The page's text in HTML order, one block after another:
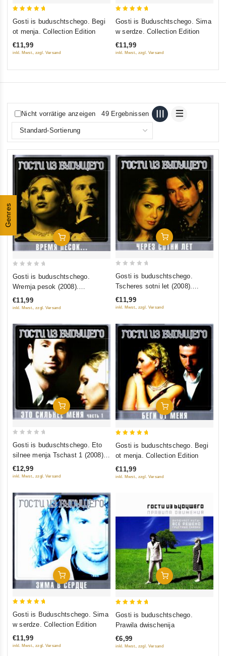
Genres
Gosti is buduschtschego. Begi
ot menja. Collection Edition
€11,99
inkl. Mwst., zzgl. Versand
Gosti is Buduschtschego. Sima
w serdze. Collection Edition
€11,99
inkl. Mwst., zzgl. Versand
Nicht vorrätige anzeigen 49 Ergebnissen
In Den Warenkorb
5
Gosti is buduschtschego.
Wremja pesok (2008).
Collection Edition
€11,99
inkl. Mwst., zzgl. Versand
In Den Warenkorb
5
Gosti is buduschtschego.
Tscheres sotni let (2008).
Collection Edition
€11,99
inkl. Mwst., zzgl. Versand
In Den Warenkorb
5
Gosti is buduschtschego. Eto
silnee menja Tschast 1 (2008).
Collection Edition
€12,99
inkl. Mwst., zzgl. Versand
In Den Warenkorb
Gosti is buduschtschego. Begi
ot menja. Collection Edition
€11,99
inkl. Mwst., zzgl. Versand
In Den Warenkorb
Gosti is Buduschtschego. Sima
w serdze. Collection Edition
€11,99
inkl. Mwst., zzgl. Versand
In Den Warenkorb
Gosti is buduschtschego.
Prawila dwischenija
€6,99
inkl. Mwst., zzgl. Versand